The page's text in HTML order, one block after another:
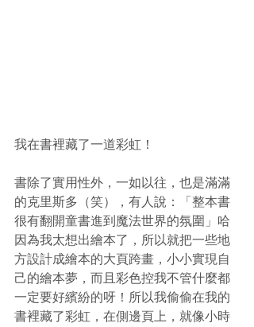
我在書裡藏了一道彩虹！
書除了實用性外，一如以往，也是滿滿
的克里斯多（笑），有人說：「整本書
很有翻開童書進到魔法世界的氛圍」哈
因為我太想出繪本了，所以就把一些地
方設計成繪本的大頁跨畫，小小實現自
己的繪本夢，而且彩色控我不管什麼都
一定要好繽紛的呀！所以我偷偷在我的
書裡藏了彩虹，在側邊頁上，就像小時